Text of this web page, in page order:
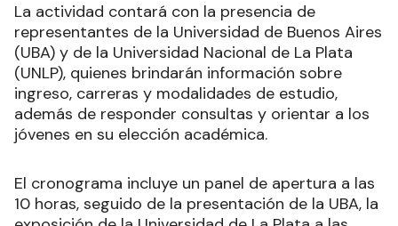
La actividad contará con la presencia de
representantes de la Universidad de Buenos Aires
(UBA) y de la Universidad Nacional de La Plata
(UNLP), quienes brindarán información sobre
ingreso, carreras y modalidades de estudio,
además de responder consultas y orientar a los
jóvenes en su elección académica.
El cronograma incluye un panel de apertura a las
10 horas, seguido de la presentación de la UBA, la